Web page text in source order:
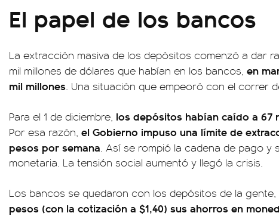
El papel de los bancos
La extracción masiva de los depósitos comenzó a dar
mil millones de dólares que habían en los bancos, en
mil millones. Una situación que empeoró con el correr
Para el 1 de diciembre, los depósitos habían caído a 67
Por esa razón, el Gobierno impuso una límite de
pesos por semana. Así se rompió la cadena de pago y
monetaria. La tensión social aumentó y llegó la crisis.
Los bancos se quedaron con los depósitos de la gente,
pesos (con la cotización a $1,40) sus ahorros en